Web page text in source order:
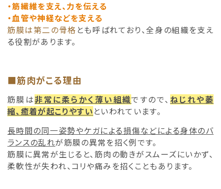
・筋繊維を支え、力を伝える
・血管や神経などを支える
筋膜は第二の骨格 とも呼ばれており、全身の組織を支え
る役割があります。
■筋肉がこる理由
筋膜は非常に柔らかく薄い組織ですので、 ねじれや萎
縮、癒着が起こりやすい といわれています。
長時間の同一姿勢やケガによる損傷などによる身体のバ
ランスの乱れが筋膜の異常を招く例です。
筋膜に異常が生じると、筋肉の動きがスムーズにいかず、
柔軟性が失われ、コリや痛みを招くこともあります。